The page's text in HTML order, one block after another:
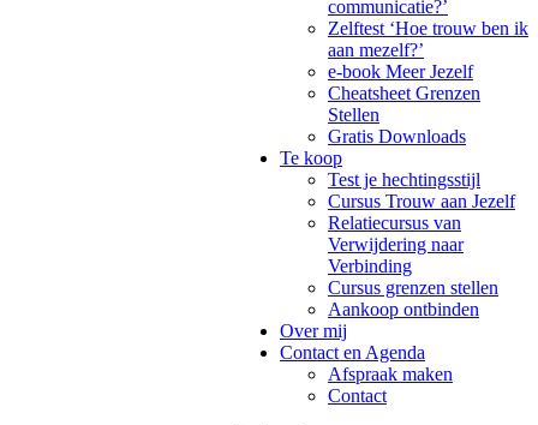
communicatie?’
Zelftest ‘Hoe trouw ben ik
aan mezelf?’
e-book Meer Jezelf
Cheatsheet Grenzen
Stellen
Gratis Downloads
Te koop
Test je hechtingsstijl
Cursus Trouw aan Jezelf
Relatiecursus van
Verwijdering naar
Verbinding
Cursus grenzen stellen
Aankoop ontbinden
Over mij
Contact en Agenda
Afspraak maken
Contact